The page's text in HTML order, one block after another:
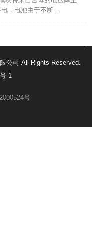
，电池由于不断...
公司 All Rights Reserved.
-1
号